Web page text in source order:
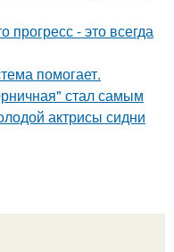
- это всегда
помогает.
стал самым
актрисы сидни